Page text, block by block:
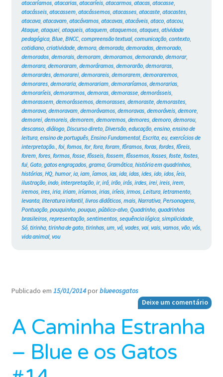
atacaríamos, atacarias, atacaríeis, atacarmos, atacas, atacasse,
atacásseis, atacassem, atacássemos, atacasses, atacaste, atacastes,
atacava, atacavam, atacávamos, atacavas, atacáveis, ataco, atacou,
Ataque, ataquei, ataqueis, ataquem, ataquemos, ataques, atividade
pedagógica, Blue, BNCC, compreensão textual, comunicação, contexto,
cotidiano, criatividade, demora, demorada, demoradas, demorado,
demorados, demorais, demoram, demoramos, demorando, demorar,
demorara, demoraram, demoráramos, demorarão, demoraras,
demorardes, demorarei, demorareis, demorarem, demoraremos,
demorares, demoraria, demorariam, demoraríamos, demorarias,
demoraríeis, demorarmos, demoras, demorasse, demorásseis,
demorassem, demorássemos, demorasses, demoraste, demorastes,
demorava, demoravam, demorávamos, demoravas, demoráveis, demore,
demorei, demoreis, demorem, demoremos, demores, demoro, demorou,
descanso, diálogo, Discurso direto, Diversão, educação, ensino, ensino de
leitura, ensino de português, Ensino Fundamental, Escrita, eu, exercícios de
interpretação., foi, fomos, for, fora, foram, fôramos, foras, fordes, fôreis,
forem, fores, formos, fosse, fôsseis, fossem, fôssemos, fosses, foste, fostes,
fui, Gato, gatos engraçados, grama, Gramática, história em quadrinhos,
histórias, HQ, humor, ia, iam, íamos, ias, ida, idas, ides, ido, idos, íeis,
ilustração, indo, interpretação, ir, irá, irão, irás, irdes, irei, ireis, irem,
iremos, ires, iria, iriam, iríamos, irias, iríeis, irmos, Leitura, letramento,
levanta, literatura infantil, livros didáticos, mais, Narrativa, Personagens,
Pontuação, pouquinho, pouquo, público-alvo, Quadrinho, quadrinhos
brasileiros, representação, sentimentos, sequência lógica, simplicidade,
Só, tirinha, tirinha de gato, tirinhas, um, vá, vades, vai, vais, vamos, vão, vás,
vida animal, vou
Publicado em 15/01/2014porblueeosgatos
Deixe um comentário
A Caminha Estranha
– Blue e os Gatos